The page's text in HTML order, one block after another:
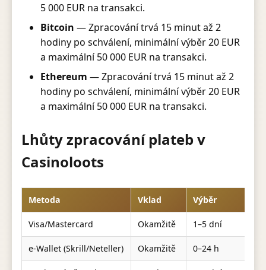
5 000 EUR na transakci.
Bitcoin — Zpracování trvá 15 minut až 2
hodiny po schválení, minimální výběr 20 EUR
a maximální 50 000 EUR na transakci.
Ethereum — Zpracování trvá 15 minut až 2
hodiny po schválení, minimální výběr 20 EUR
a maximální 50 000 EUR na transakci.
Lhůty zpracování plateb v
Casinoloots
Metoda Vklad Výběr
Visa/Mastercard Okamžitě 1–5 dní
e-Wallet (Skrill/Neteller) Okamžitě 0–24 h